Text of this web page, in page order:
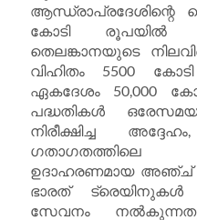
ആന്ധ്രാപ്രദേശിന്റെ
കോടി രൂപയിൽ
തെലങ്കാനയുടെ
വിഹിതം 5500
ഏകദേശം 50,000
പദ്ധതികൾ
നിരീക്ഷിച്ച
ഗതാഗതത്തിലെ
ഉദാഹരണമായ അഞ്ച്
ഭാരത് ട്രെയിനുകൾ
സേവനം